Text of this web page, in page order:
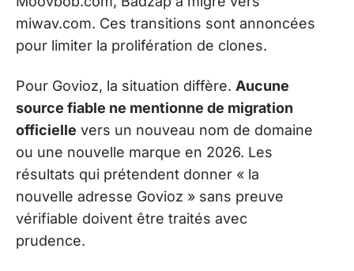
miwav.com. Ces transitions sont annoncées
pour limiter la prolifération de clones.
Pour Govioz, la situation diffère. Aucune
source fiable ne mentionne de migration
officielle vers un nouveau nom de domaine
ou une nouvelle marque en 2026. Les
résultats qui prétendent donner « la
nouvelle adresse Govioz » sans preuve
vérifiable doivent être traités avec
prudence.